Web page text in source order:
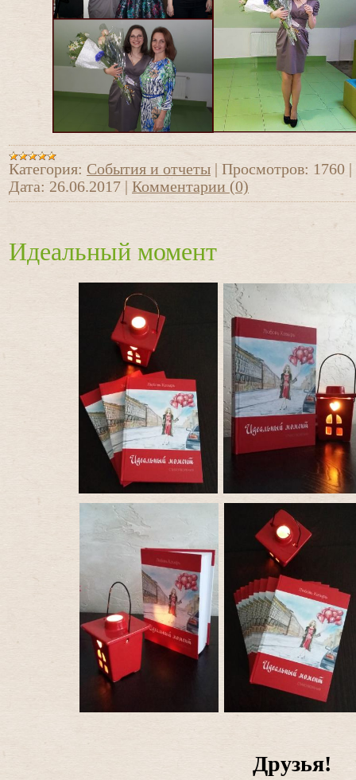
Категория: События и отчеты Просмотров: 1760
Дата: 26.06.2017 Комментарии (0)
Идеальный момент
Друзья!